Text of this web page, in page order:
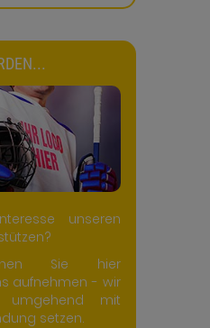
unseren
Sie hier
aufnehmen - wir
umgehend mit
setzen.